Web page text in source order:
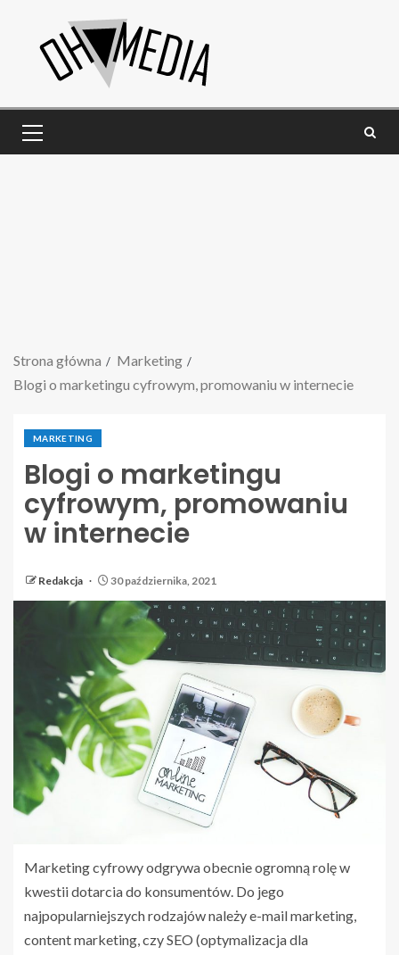
Strona główna
Marketing
Blogi o marketingu cyfrowym, promowaniu w internecie
MARKETING
Blogi o marketingu
cyfrowym, promowaniu
w internecie
Redakcja 30 października, 2021
Marketing cyfrowy odgrywa obecnie ogromną rolę w
kwestii dotarcia do konsumentów. Do jego
najpopularniejszych rodzajów należy e-mail marketing,
content marketing, czy SEO (optymalizacja dla